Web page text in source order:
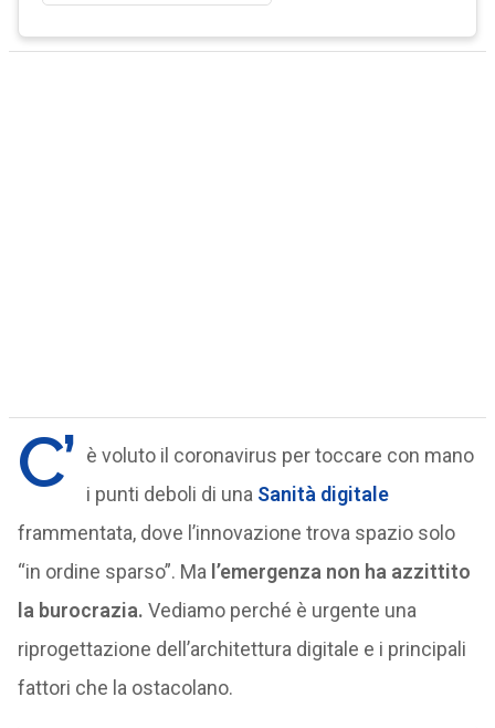
C’ è voluto il coronavirus per toccare con mano
i punti deboli di una Sanità digitale
frammentata, dove l’innovazione trova spazio solo
“in ordine sparso”. Ma l’emergenza non ha azzittito
la burocrazia. Vediamo perché è urgente una
riprogettazione dell’architettura digitale e i principali
fattori che la ostacolano.